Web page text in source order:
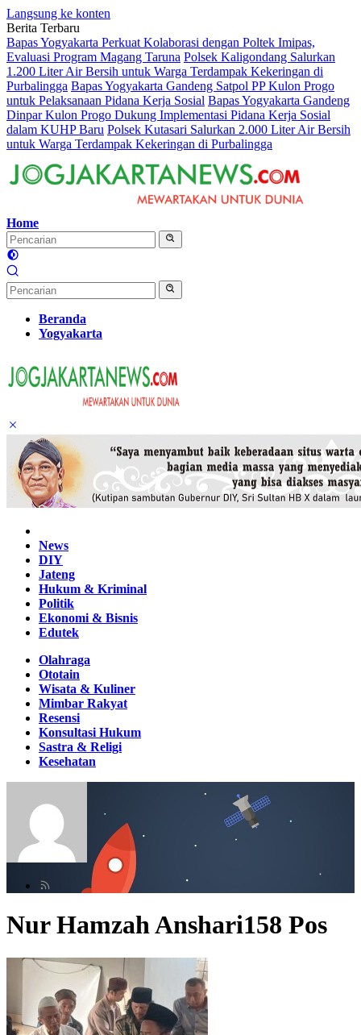
Langsung ke konten
Berita Terbaru
Bapas Yogyakarta Perkuat Kolaborasi dengan Poltek Imipas,
Evaluasi Program Magang Taruna Polsek Kaligondang Salurkan
1.200 Liter Air Bersih untuk Warga Terdampak Kekeringan di
Purbalingga Bapas Yogyakarta Gandeng Satpol PP Kulon Progo
untuk Pelaksanaan Pidana Kerja Sosial Bapas Yogyakarta Gandeng
Dinpar Kulon Progo Dukung Implementasi Pidana Kerja Sosial
dalam KUHP Baru Polsek Kutasari Salurkan 2.000 Liter Air Bersih
untuk Warga Terdampak Kekeringan di Purbalingga
Home
Beranda
Yogyakarta
News
DIY
Jateng
Hukum & Kriminal
Politik
Ekonomi & Bisnis
Edutek
Olahraga
Ototain
Wisata & Kuliner
Mimbar Rakyat
Resensi
Konsultasi Hukum
Sastra & Religi
Kesehatan
Nur Hamzah Anshari158 Pos